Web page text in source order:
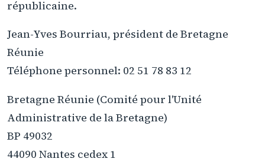
républicaine.
Jean-Yves Bourriau, président de Bretagne
Réunie
Téléphone personnel: 02 51 78 83 12
Bretagne Réunie (Comité pour l'Unité
Administrative de la Bretagne)
BP 49032
44090 Nantes cedex 1